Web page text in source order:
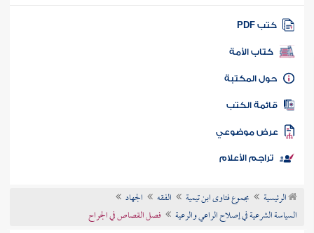
كتب PDF
كتاب الأمة
المكتبة
الكتب
موضوعي
تراجم الأعلام
الرئيسية مجموع فتاوى ابن تيمية الفقه
الجهاد
السياسة الشرعية في إصلاح الراعي والرعية
فصل القصاص في الجراح